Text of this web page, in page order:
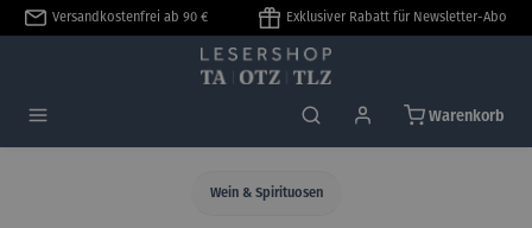
springen
Versandkostenfrei ab 90 € Exklusiver Rabatt für Newsletter-Abo
Warenkorb
Wein & Spirituosen